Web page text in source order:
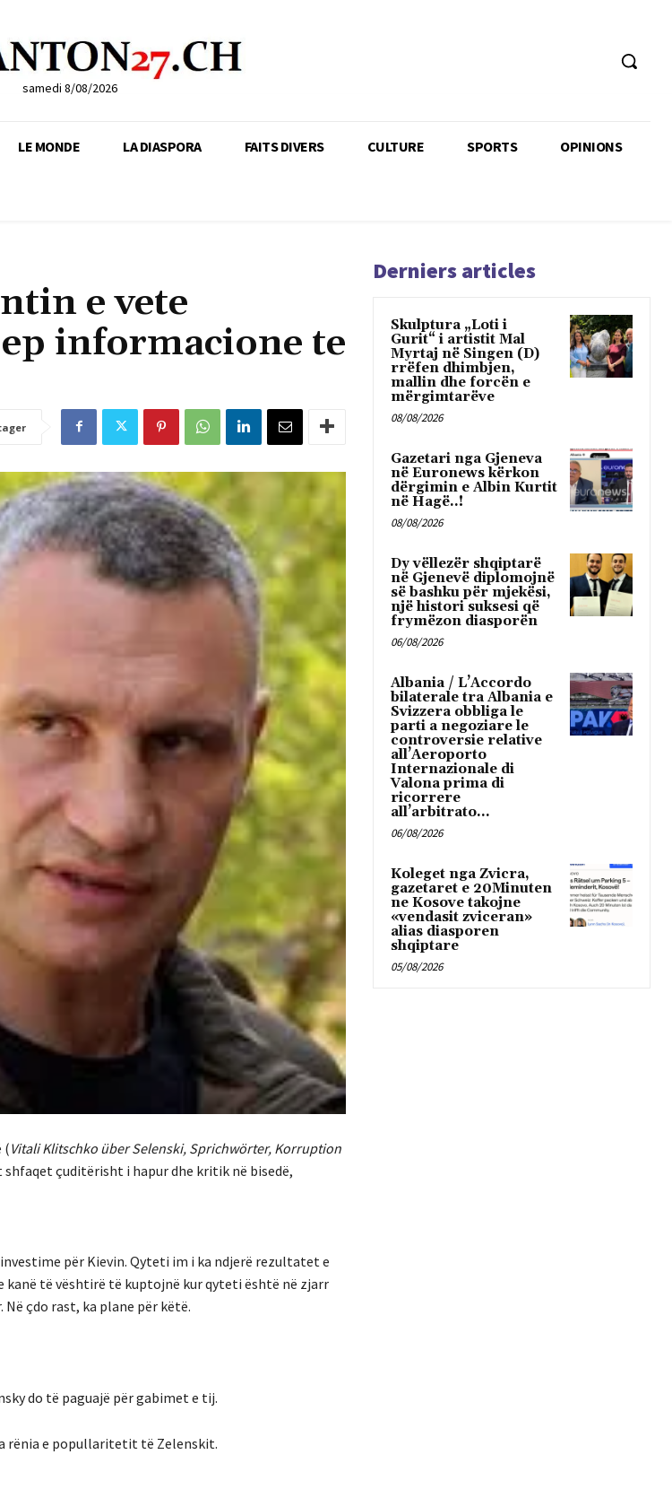
samedi 8/08/2026
LE MONDE LA DIASPORA FAITS DIVERS CULTURE SPORTS OPINIONS
e vete
informacione te
(Vitali Klitschko über Selenski, Sprichwörter, Korruption
çuditërisht i hapur dhe kritik në bisedë,
për Kievin. Qyteti im i ka ndjerë rezultatet e
të vështirë të kuptojnë kur qyteti është në zjarr
çdo rast, ka plane për këtë.
do të paguajë për gabimet e tij.
rënia e popullaritetit të Zelenskit.
Derniers articles
Skulptura „Loti i
Gurit“ i artistit Mal
Myrtaj në Singen (D)
rrëfen dhimbjen,
mallin dhe forcën e
mërgimtarëve
08/08/2026
Gazetari nga Gjeneva
në Euronews kërkon
dërgimin e Albin Kurtit
në Hagë..!
08/08/2026
Dy vëllezër shqiptarë
në Gjenevë diplomojnë
së bashku për mjekësi,
një histori suksesi që
frymëzon diasporën
06/08/2026
Albania / L’Accordo
bilaterale tra Albania e
Svizzera obbliga le
parti a negoziare le
controversie relative
all’Aeroporto
Internazionale di
Valona prima di
ricorrere
all’arbitrato...
06/08/2026
Koleget nga Zvicra,
gazetaret e 20Minuten
ne Kosove takojne
«vendasit zviceran»
alias diasporen
shqiptare
05/08/2026